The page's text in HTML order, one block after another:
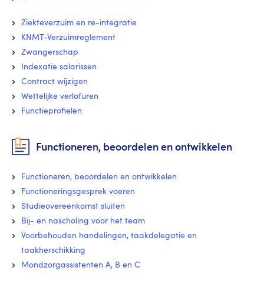
Ziekteverzuim en re-integratie
KNMT-Verzuimreglement
Zwangerschap
Indexatie salarissen
Contract wijzigen
Wettelijke verlofuren
Functieprofielen
Functioneren, beoordelen en ontwikkelen
Functioneren, beoordelen en ontwikkelen
Functioneringsgesprek voeren
Studieovereenkomst sluiten
Bij- en nascholing voor het team
Voorbehouden handelingen, taakdelegatie en
taakherschikking
Mondzorgassistenten A, B en C